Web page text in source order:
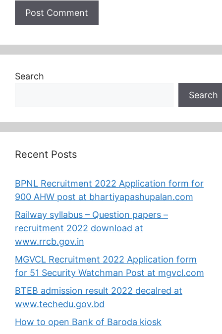
Search
Search
Recent Posts
BPNL Recruitment 2022 Application form for
900 AHW post at bhartiyapashupalan.com
Railway syllabus – Question papers –
recruitment 2022 download at
www.rrcb.gov.in
MGVCL Recruitment 2022 Application form
for 51 Security Watchman Post at mgvcl.com
BTEB admission result 2022 decalred at
www.techedu.gov.bd
How to open Bank of Baroda kiosk